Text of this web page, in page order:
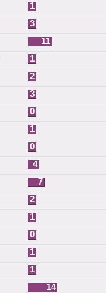
1
3
11
1
2
3
0
1
0
4
7
2
1
0
1
1
14